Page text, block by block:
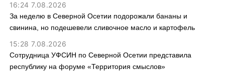
16:24 7.08.2026
За неделю в Северной Осетии подорожали бананы и
свинина, но подешевели сливочное масло и картофель
15:28 7.08.2026
Сотрудница УФСИН по Северной Осетии представила
республику на форуме «Территория смыслов»